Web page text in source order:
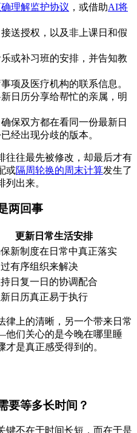
理解监护协议 ，或借助AI将
送授权，以及非上课日和假
乐或补习班的安排，并告知教
项及医疗机构的联系信息。
日历分享给帮忙的亲属，明
确保双方都在看同一份最新日
经出现分歧的版本。
往往最先被修改，却最后才有
或隔周轮换的周末计算发生了
出来。
两回事
更新日常生活安排
新制度在日常中真正落实
有序组织来解决
日复一日的协调配合
日历真正易于执行
律上的清晰，另一个带来日常
们关心的是今晚在哪里睡
是真正感受得到的。
要等多长时间？
键不在于时间长短，而在于是